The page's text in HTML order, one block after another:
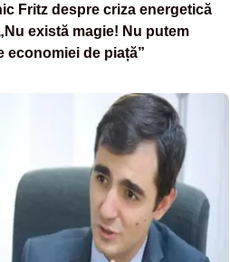
Fritz despre criza energetică
există magie! Nu putem
economiei de piață”